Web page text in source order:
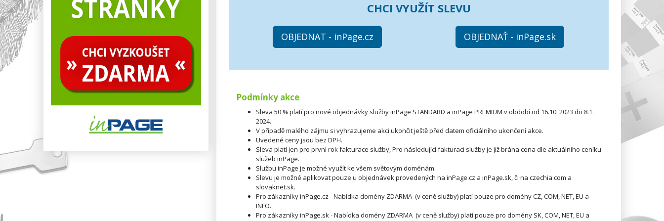
CHCI VYUŽÍT SLEVU
OBJEDNAT - inPage.cz OBJEDNAŤ - inPage.sk
Podmínky akce
Sleva 50 % platí pro nové objednávky služby inPage STANDARD a inPage PREMIUM v období od 16.10. 2023 do 8.1.
2024.
V případě malého zájmu si vyhrazujeme akci ukončit ještě před datem oficiálního ukončení akce.
Uvedené ceny jsou bez DPH.
Sleva platí jen pro první rok fakturace služby, Pro následující fakturaci služby je již brána cena dle aktuálního ceníku
služeb inPage.
Službu inPage je možné využít ke všem světovým doménám.
Slevu je možné aplikovat pouze u objednávek provedených na inPage.cz a inPage.sk, či na czechia.com a
slovaknet.sk.
Pro zákazníky inPage.cz - Nabídka domény ZDARMA (v ceně služby) platí pouze pro domény CZ, COM, NET, EU a
INFO.
Pro zákazníky inPage.sk - Nabídka domény ZDARMA (v ceně služby) platí pouze pro domény SK, COM, NET, EU a